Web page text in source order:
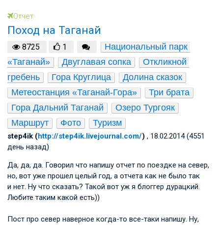
Отчет
Поход на Таганай
8725 1
Национальный парк
«Таганай»
Двуглавая сопка
Откликной
гребень
Гора Круглица
Долина сказок
Метеостанция «Таганай-Гора»
Три брата
Гора Дальний Таганай
Озеро Тургояк
Маршрут
Фото Туризм
step4ik (http://step4ik.livejournal.com/) , 18.02.2014 (4551
день назад)
Да, да, да. Говорил что напишу отчет по поездке на север,
но, вот уже прошел целый год, а отчета как не было так
и нет. Ну что сказать? Такой вот уж я блоггер дурацкий.
Любите таким какой есть))
Пост про север наверное когда-то все-таки напишу. Ну,